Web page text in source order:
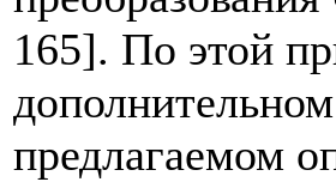
165]. По этой
предлагаемом